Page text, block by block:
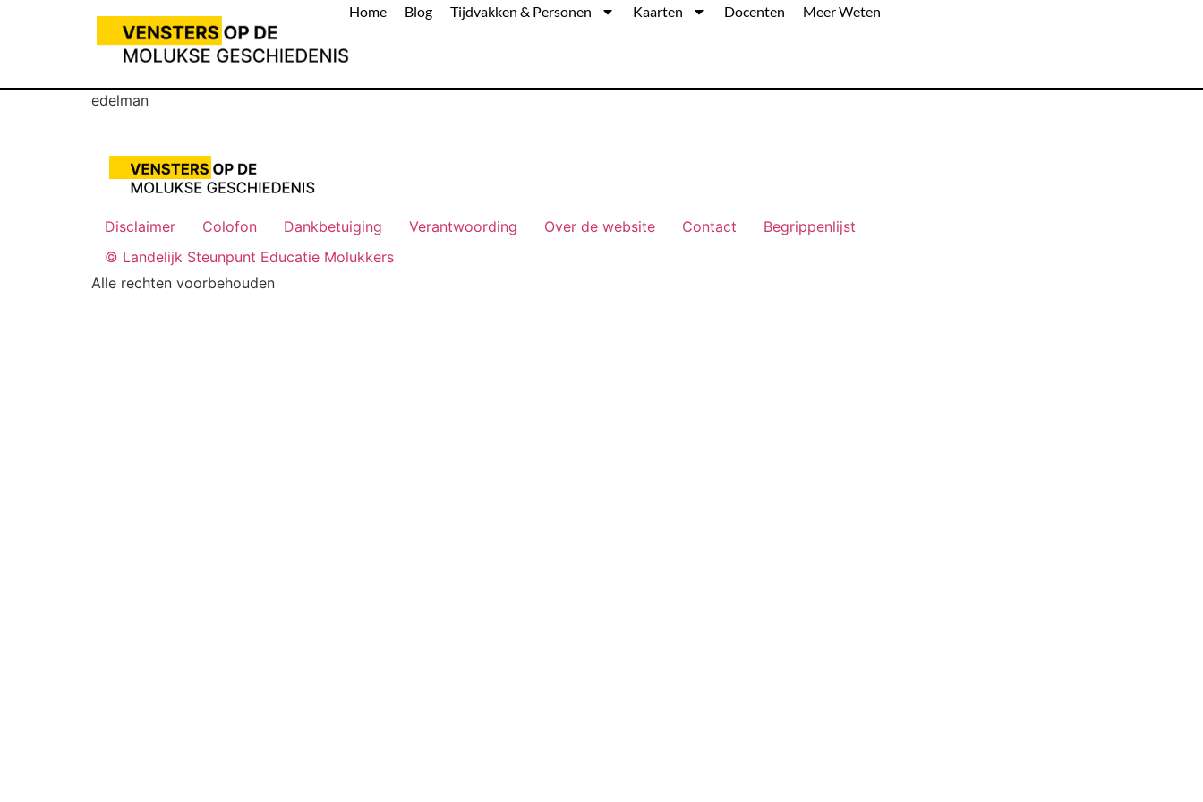
Home Blog Tijdvakken & Personen Kaarten Docenten Meer Weten
edelman
Disclaimer Colofon Dankbetuiging Verantwoording Over de website Contact
Begrippenlijst
© Landelijk Steunpunt Educatie Molukkers
Alle rechten voorbehouden